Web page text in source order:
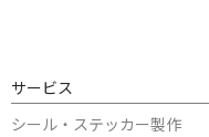
サービス
シール・ステッカー製作